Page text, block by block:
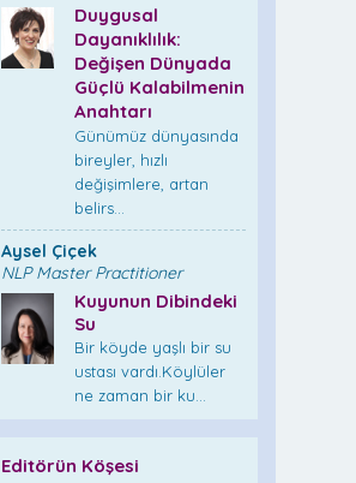
Duygusal
Dayanıklılık:
Değişen Dünyada
Güçlü Kalabilmenin
Anahtarı
Günümüz dünyasında
bireyler, hızlı
değişimlere, artan
belirs...
Aysel Çiçek
NLP Master Practitioner
Kuyunun Dibindeki
Su
Bir köyde yaşlı bir su
ustası vardı.Köylüler
ne zaman bir ku...
Editörün Köşesi